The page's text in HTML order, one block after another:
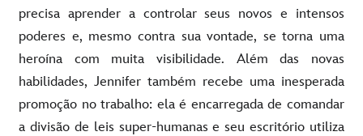
precisa aprender a controlar seus novos e intensos
poderes e, mesmo contra sua vontade, se torna uma
heroína com muita visibilidade. Além das novas
habilidades, Jennifer também recebe uma inesperada
promoção no trabalho: ela é encarregada de comandar
a divisão de leis super-humanas e seu escritório utiliza